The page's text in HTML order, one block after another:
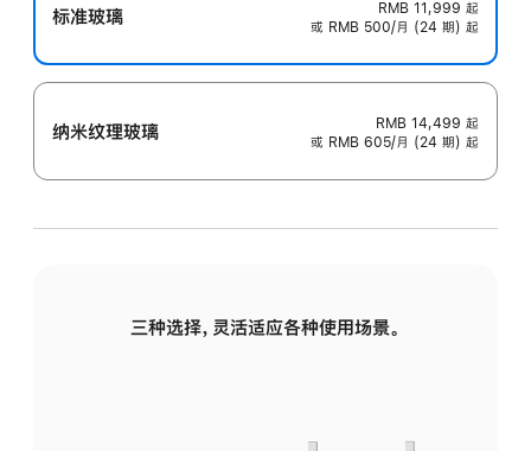
标准玻璃 RMB 11,999 起
或 RMB 500/月 (24 期) 起
纳米纹理玻璃 RMB 14,499 起
或 RMB 605/月 (24 期) 起
三种选择，灵活适应各种使用场景。